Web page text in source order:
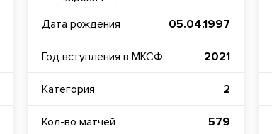
Дата рождения 05.04.1997
Год вступления в МКСФ 2021
Категория 2
Кол-во матчей 579